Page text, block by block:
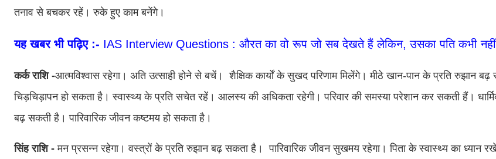
तनाव से बचकर रहें। रुके हुए काम बनेंगे।
यह खबर भी पढ़िए :- IAS Interview Questions : औरत का वो रूप जो सब देखते हैं लेकिन, उसका पति कभी
कर्क राशि -आत्मविश्वास रहेगा। अति उत्साही होने से बचें। शैक्षिक कार्यों के सुखद परिणाम मिलेंगे। मीठे खान-पान के प्रति रुझान
चिड़चिड़ापन हो सकता है। स्वास्थ्‍य के प्रति सचेत रहें। आलस्य की अधिकता रहेगी। परिवार की समस्या परेशान कर सकती हैं।
बढ़ सकती है। पारिवारिक जीवन कष्टमय हो सकता है।
सिंह राशि -मन प्रसन्न रहेगा। वस्त्रों के प्रति रुझान बढ़ सकता है। पारिवारिक जीवन सुखमय रहेगा। पिता के स्वास्थ्‍य का ध्यान